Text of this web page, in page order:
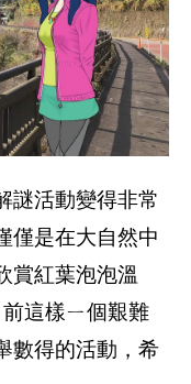
謎活動變得非常
僅是在大自然中
賞紅葉泡泡溫
這樣ㄧ個艱難
數得的活動，希